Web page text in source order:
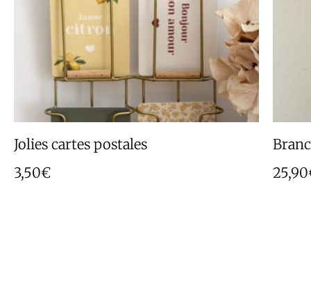
Jolies cartes postales
3,50€
25,90